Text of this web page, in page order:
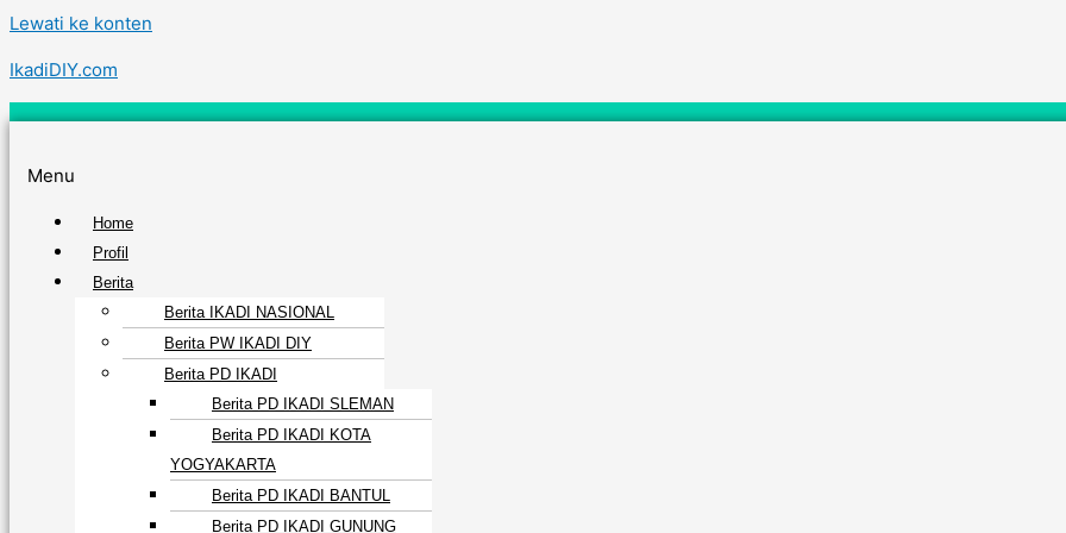
Lewati ke konten
IkadiDIY.com
Menu
Home
Profil
Berita
Berita IKADI NASIONAL
Berita PW IKADI DIY
Berita PD IKADI
Berita PD IKADI SLEMAN
Berita PD IKADI KOTA
YOGYAKARTA
Berita PD IKADI BANTUL
Berita PD IKADI GUNUNG